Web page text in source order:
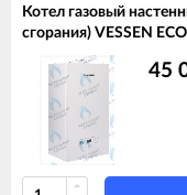
Котел газовый
сгорания) VESSEN ECO
45